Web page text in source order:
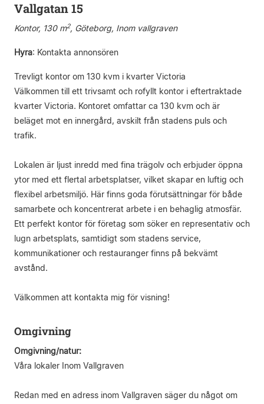
Vallgatan 15
Kontor, 130 m2, Göteborg, Inom vallgraven
Hyra: Kontakta annonsören
Trevligt kontor om 130 kvm i kvarter Victoria
Välkommen till ett trivsamt och rofyllt kontor i eftertraktade
kvarter Victoria. Kontoret omfattar ca 130 kvm och är
beläget mot en innergård, avskilt från stadens puls och
trafik.
Lokalen är ljust inredd med fina trägolv och erbjuder öppna
ytor med ett flertal arbetsplatser, vilket skapar en luftig och
flexibel arbetsmiljö. Här finns goda förutsättningar för både
samarbete och koncentrerat arbete i en behaglig atmosfär.
Ett perfekt kontor för företag som söker en representativ och
lugn arbetsplats, samtidigt som stadens service,
kommunikationer och restauranger finns på bekvämt
avstånd.
Välkommen att kontakta mig för visning!
Omgivning
Omgivning/natur:
Våra lokaler Inom Vallgraven
Redan med en adress inom Vallgraven säger du något om